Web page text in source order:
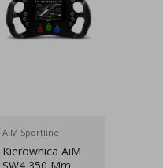
AiM Sportline
Kierownica AiM